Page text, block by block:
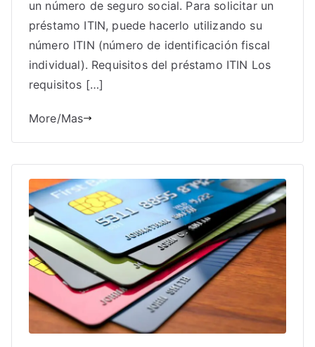
un número de seguro social. Para solicitar un
préstamo ITIN, puede hacerlo utilizando su
número ITIN (número de identificación fiscal
individual). Requisitos del préstamo ITIN Los
requisitos […]
More/Mas